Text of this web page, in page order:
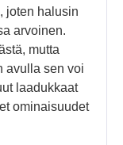
joten halusin
arvoinen.
mutta
avulla sen voi
laadukkaat
ominaisuudet